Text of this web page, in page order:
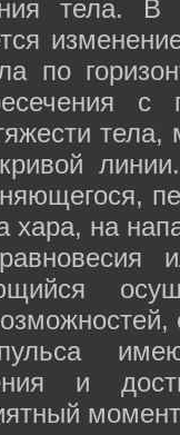
тела.
по
с
хара, на
и